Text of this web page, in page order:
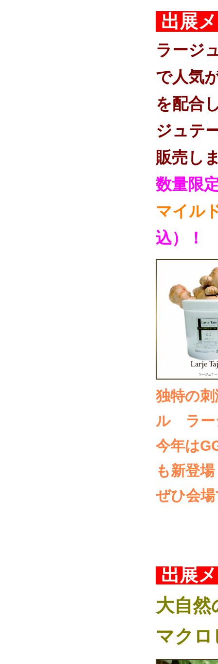
出展
ラージ
で人気
を配合
ジュテ
販売し
数量限
マイル
込）！
独特の
ル ラー
今年は
も新登
ぜひ会
出展
大自然
マク